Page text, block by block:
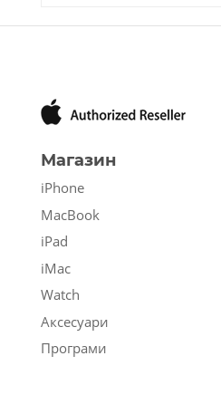
Магазин
iPhone
MacBook
iPad
iMac
Watch
Аксесуари
Програми